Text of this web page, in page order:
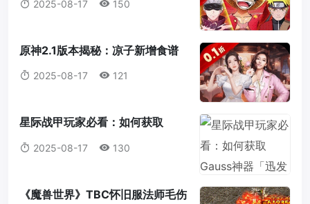
于你的最强冒险者！
2025-08-17 150
原神2.1版本揭秘：凉子新增食谱
与隐藏料理全解析
2025-08-17 121
星际战甲玩家必看：如何获取
Gauss神器「迅发电浆炮」蓝图？
2025-08-17 130
《魔兽世界》TBC怀旧服法师毛伤